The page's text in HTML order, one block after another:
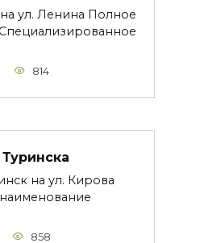
ул. Ленина Полное
814
на ул. Кирова
858